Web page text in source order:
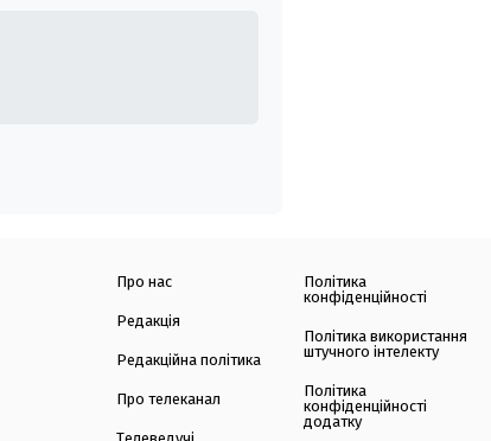
Про нас
Редакція
Редакційна політика
Про телеканал
Політика
конфіденційності
Політика використання
штучного інтелекту
Політика
конфіденційності
додатку